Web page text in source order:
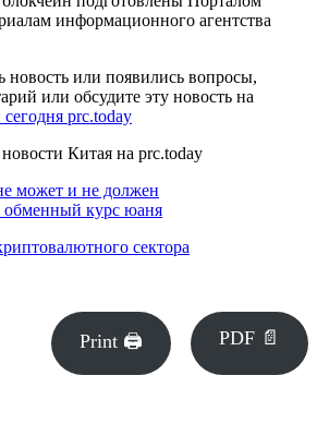
информационного агентства
новость или появились вопросы,
или обсудите эту новость на
может и не должен
обменный курс юаня
сектора
Print 🖨 PDF 📄